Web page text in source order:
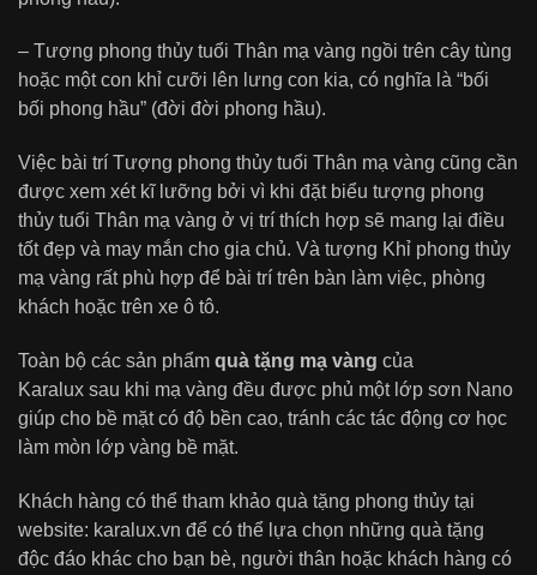
– Tượng phong thủy tuổi Thân mạ vàng ngồi trên cây tùng
hoặc một con khỉ cưỡi lên lưng con kia, có nghĩa là “bối
bối phong hầu” (đời đời phong hầu).
Việc bài trí Tượng phong thủy tuổi Thân mạ vàng cũng cần
được xem xét kĩ lưỡng bởi vì khi đặt biểu tượng phong
thủy tuổi Thân mạ vàng ở vị trí thích hợp sẽ mang lại điều
tốt đẹp và may mắn cho gia chủ. Và tượng Khỉ phong thủy
mạ vàng rất phù hợp để bài trí trên bàn làm việc, phòng
khách hoặc trên xe ô tô.
Toàn bộ các sản phẩm quà tặng mạ vàng của
Karalux sau khi mạ vàng đều được phủ một lớp sơn Nano
giúp cho bề mặt có độ bền cao, tránh các tác động cơ học
làm mòn lớp vàng bề mặt.
Khách hàng có thể tham khảo quà tặng phong thủy tại
website: karalux.vn để có thể lựa chọn những quà tặng
độc đáo khác cho bạn bè, người thân hoặc khách hàng có